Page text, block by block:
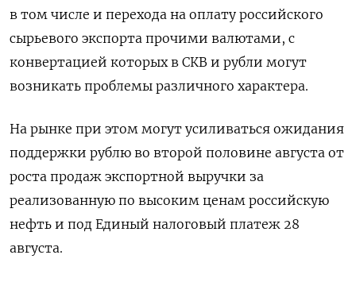
в том числе и перехода на оплату российского
сырьевого экспорта прочими валютами, с
конвертацией которых в СКВ и рубли могут
возникать проблемы различного характера.
На рынке при этом могут усиливаться ожидания
поддержки рублю во второй половине августа от
роста продаж экспортной выручки за
реализованную по высоким ценам российскую
нефть и под Единый налоговый платеж 28
августа.